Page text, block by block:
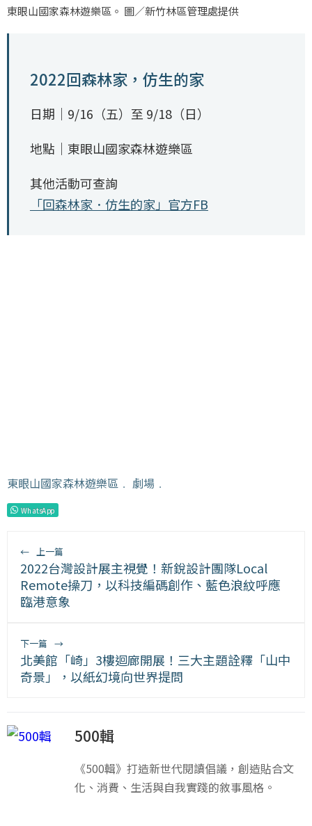
東眼山國家森林遊樂區。 圖／新竹林區管理處提供
2022回森林家，仿生的家
日期｜9/16（五）至 9/18（日）
地點｜東眼山國家森林遊樂區
其他活動可查詢
「回森林家．仿生的家」官方FB
東眼山國家森林遊樂區 ﹒ 劇場 ﹒
WhatsApp
← 上一篇
2022台灣設計展主視覺！新銳設計團隊Local
Remote操刀，以科技編碼創作、藍色浪紋呼應
臨港意象
下一篇 →
北美館「崎」3樓迴廊開展！三大主題詮釋「山中
奇景」，以紙幻境向世界提問
500輯
《500輯》打造新世代閱讀倡議，創造貼合文
化、消費、生活與自我實踐的敘事風格。